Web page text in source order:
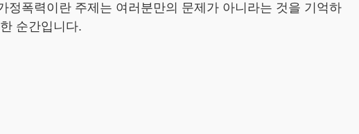
폭력이란 주제는 여러분만의 문제가 아니라는 것을 기억하
순간입니다.